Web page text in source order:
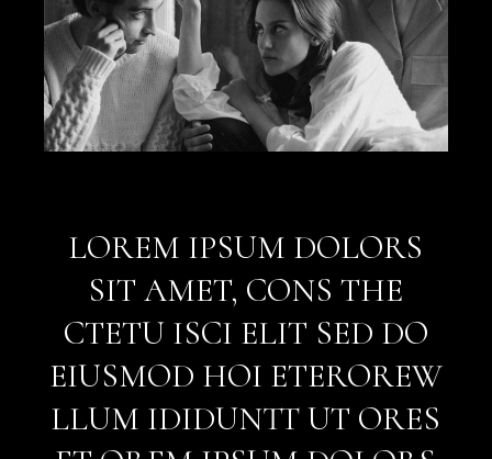
LOREM IPSUM DOLORS
SIT AMET, CONS THE
CTETU ISCI ELIT SED DO
EIUSMOD HOI ETEROREW
LLUM IDIDUNTT UT ORES